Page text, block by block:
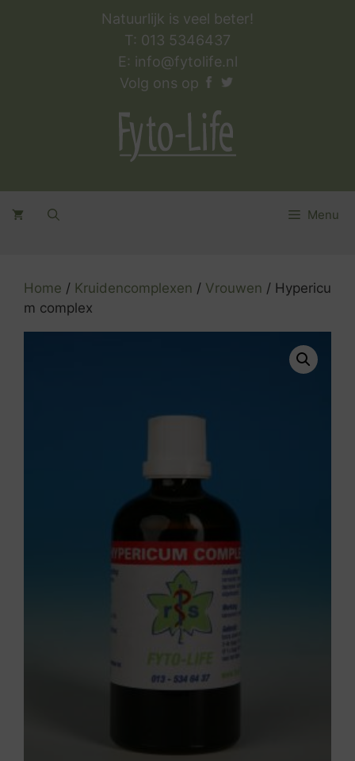
Natuurlijk is veel beter!
T: 013 5346437
E: info@fytolife.nl
Volg ons op
Menu
Home / Kruidencomplexen / Vrouwen / Hypericu
m complex